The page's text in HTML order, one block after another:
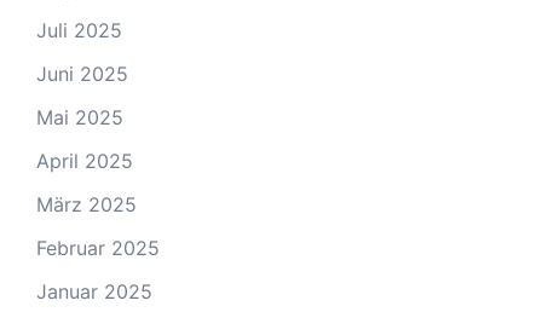
Juli 2025
Juni 2025
Mai 2025
April 2025
März 2025
Februar 2025
Januar 2025